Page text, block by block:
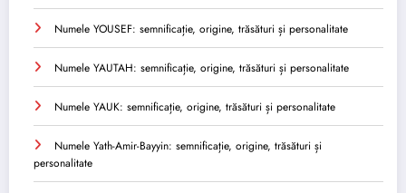
Numele YOUSEF: semnificație, origine, trăsături și personalitate
Numele YAUTAH: semnificație, origine, trăsături și personalitate
Numele YAUK: semnificație, origine, trăsături și personalitate
Numele Yath-Amir-Bayyin: semnificație, origine, trăsături și
personalitate